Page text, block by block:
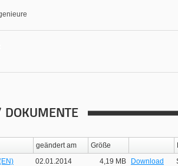
DOKUMENTE
geändert am Größe
02.01.2014 4,19 MB Download